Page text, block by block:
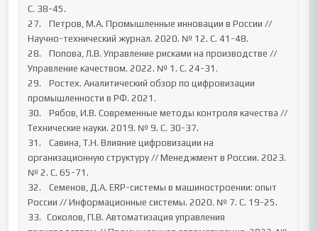
С. 38-45.
27.	  Петров, М.А. Промышленные инновации в России //
Научно-технический журнал. 2020. № 12. С. 41-48.
28.	  Попова, Л.В. Управление рисками на производстве //
Управление качеством. 2022. № 1. С. 24-31.
29.	  Ростех. Аналитический обзор по цифровизации
промышленности в РФ. 2021.
30.	  Рябов, И.В. Современные методы контроля качества //
Технические науки. 2019. № 9. С. 30-37.
31.	  Савина, Т.Н. Влияние цифровизации на
организационную структуру // Менеджмент в России. 2023.
№ 2. С. 65-71.
32.	  Семенов, Д.А. ERP-системы в машиностроении: опыт
России // Информационные системы. 2020. № 7. С. 19-25.
33.	 Соколов, П.В. Автоматизация управления